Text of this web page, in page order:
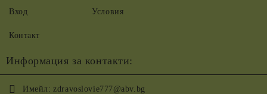
Вход
Контакт
Условия
Информация за контакти:
Имейл: zdravoslovie777@abv.bg